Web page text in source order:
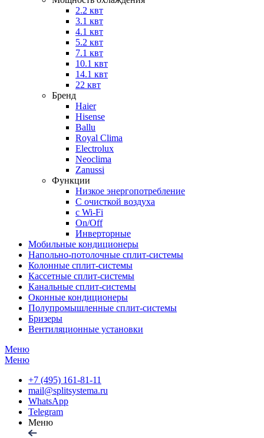
2.2 квт
3.1 квт
4.1 квт
5.2 квт
7.1 квт
10.1 квт
14.1 квт
22 квт
Бренд
Haier
Hisense
Ballu
Royal Clima
Electrolux
Neoclima
Zanussi
Функции
Низкое энергопотребление
С очисткой воздуха
с Wi-Fi
On/Off
Инверторные
Мобильные кондиционеры
Напольно-потолоч​ные ​сплит-системы
Колонные ​​сплит-системы
Кассетные сплит-системы
Канальные сплит-системы
Оконные кондиционеры
Полупромышленные сплит-системы
Бризеры
Вентиляционные установки
Меню
Меню
+7 (495) 161-81-11
mail@splitsystema.ru
WhatsApp
Telegram
Меню